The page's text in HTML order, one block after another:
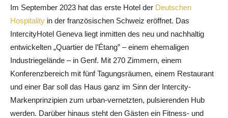
Im September 2023 hat das erste Hotel der Deutschen
Hospitality in der französischen Schweiz eröffnet. Das
IntercityHotel Geneva liegt inmitten des neu und nachhaltig
entwickelten „Quartier de l’Étang” – einem ehemaligen
Industriegelände – in Genf. Mit 270 Zimmern, einem
Konferenzbereich mit fünf Tagungsräumen, einem Restaurant
und einer Bar soll das Haus ganz im Sinn der Intercity-
Markenprinzipien zum urban-vernetzten, pulsierenden Hub
werden. Darüber hinaus steht den Gästen ein Fitness- und